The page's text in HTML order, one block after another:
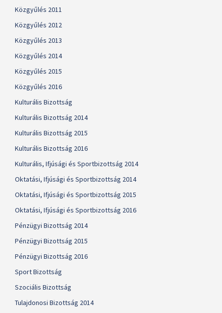
Közgyűlés 2011
Közgyűlés 2012
Közgyűlés 2013
Közgyűlés 2014
Közgyűlés 2015
Közgyűlés 2016
Kulturális Bizottság
Kulturális Bizottság 2014
Kulturális Bizottság 2015
Kulturális Bizottság 2016
Kulturális, Ifjúsági és Sportbizottság 2014
Oktatási, Ifjúsági és Sportbizottság 2014
Oktatási, Ifjúsági és Sportbizottság 2015
Oktatási, Ifjúsági és Sportbizottság 2016
Pénzügyi Bizottság 2014
Pénzügyi Bizottság 2015
Pénzügyi Bizottság 2016
Sport Bizottság
Szociális Bizottság
Tulajdonosi Bizottság 2014